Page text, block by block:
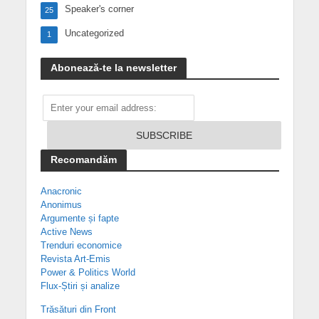
Speaker's corner
25
Uncategorized
1
Abonează-te la newsletter
Recomandăm
Anacronic
Anonimus
Argumente și fapte
Active News
Trenduri economice
Revista Art-Emis
Power & Politics World
Flux-Știri și analize
Trăsături din Front